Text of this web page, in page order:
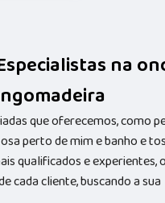
na
que oferecemos, como
perto de mim e banho e
qualificados e experientes, o
cada cliente, buscando a sua